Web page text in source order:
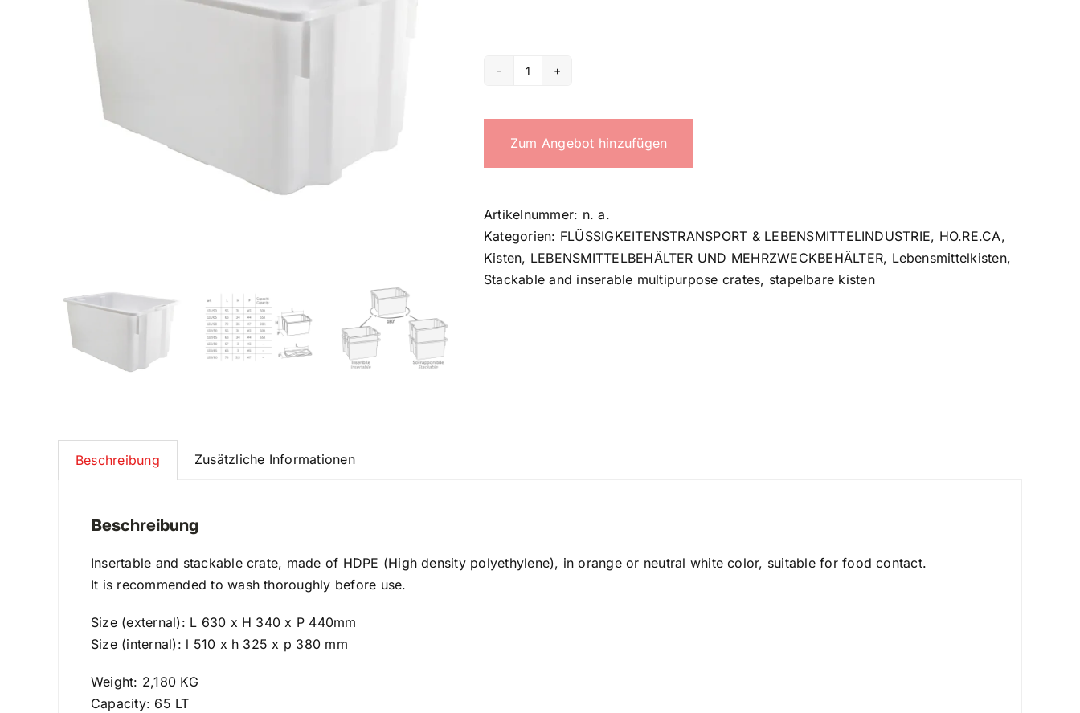
65
stackable
crate
Menge
Zum Angebot hinzufügen
Artikelnummer: n. a.
Kategorien: FLÜSSIGKEITENSTRANSPORT & LEBENSMITTELINDUSTRIE, HO.RE.CA,
Kisten, LEBENSMITTELBEHÄLTER UND MEHRZWECKBEHÄLTER, Lebensmittelkisten,
Stackable and inserable multipurpose crates, stapelbare kisten
Beschreibung Zusätzliche Informationen
Beschreibung
Insertable and stackable crate, made of HDPE (High density polyethylene), in orange or neutral white color, suitable for food contact.
It is recommended to wash thoroughly before use.
Size (external): L 630 x H 340 x P 440mm
Size (internal): l 510 x h 325 x p 380 mm
Weight: 2,180 KG
Capacity: 65 LT